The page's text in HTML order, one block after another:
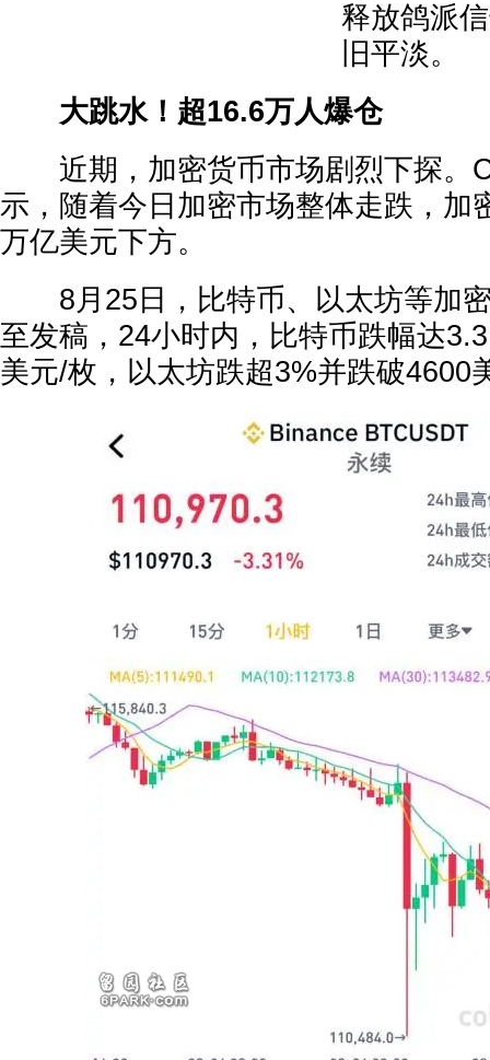
释放鸽派
旧平淡。
大跳水！超16.6万人爆仓
近期，加密货币市场剧烈下探。
示，随着今日加密市场整体走跌，加
万亿美元下方。
8月25日，比特币、以太坊等加密
至发稿，24小时内，比特币跌幅达
美元/枚，以太坊跌超3%并跌破